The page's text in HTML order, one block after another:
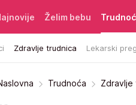
Želim bebu
Zdravlje trudnica Lekarski
Trudnoća Zdravlje